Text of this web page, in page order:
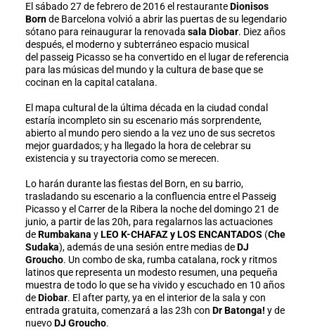
El sábado 27 de febrero de 2016 el restauranteDionisos
Bornde Barcelona volvió a abrir las puertas de su legendario
sótano para reinaugurar la renovada sala Diobar. Diez años
después, el moderno y subterráneo espacio musical
del passeig Picasso se ha convertido en el lugar de referencia
para las músicas del mundo y la cultura de base que se
cocinan en la capital catalana.
El mapa cultural de la última década en la ciudad condal
estaría incompleto sin su escenario más sorprendente,
abierto al mundo pero siendo a la vez uno de sus secretos
mejor guardados; y ha llegado la hora de celebrar su
existencia y su trayectoria como se merecen.
Lo harán durante las fiestas del Born, en su barrio,
trasladando su escenario a la confluencia entre el Passeig
Picasso y el Carrer de la Ribera la noche del domingo 21 de
junio, a partir de las 20h, para regalarnos las actuaciones
deRumbakana yLEO K-CHAFAZ y LOS ENCANTADOS (Che
Sudaka), además de una sesión entre medias deDJ
Groucho. Un combo de ska, rumba catalana, rock y ritmos
latinos que representa un modesto resumen, una pequeña
muestra de todo lo que se ha vivido y escuchado en 10 años
deDiobar. El after party, ya en el interior de la sala y con
entrada gratuita, comenzará a las 23h con Dr Batonga! y de
nuevoDJ Groucho.